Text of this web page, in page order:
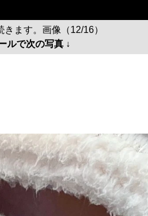
きます。画像（12/16）
ルで次の写真 ↓